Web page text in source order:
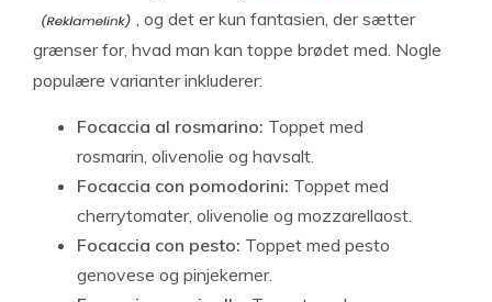
, og det er kun fantasien, der sætter
grænser for, hvad man kan toppe brødet med. Nogle
populære varianter inkluderer:
Focaccia al rosmarino: Toppet med
rosmarin, olivenolie og havsalt.
Focaccia con pomodorini: Toppet med
cherrytomater, olivenolie og mozzarellaost.
Focaccia con pesto: Toppet med pesto
genovese og pinjekerner.